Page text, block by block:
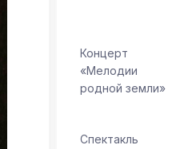
Концерт
«Мелодии
родной земли»
Спектакль